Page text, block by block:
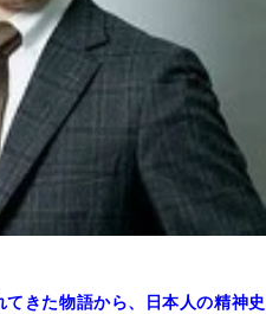
きた物語から、日本人の精神史